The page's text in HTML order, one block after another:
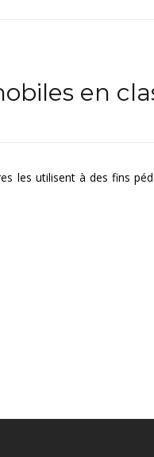
en
les utilisent à des fins